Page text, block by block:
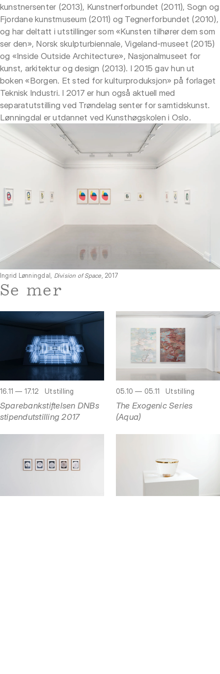
kunstnersenter (2013), Kunstnerforbundet (2011), Sogn og
Fjordane kunstmuseum (2011) og Tegnerforbundet (2010),
og har deltatt i utstillinger som «Kunsten tilhører dem som
ser den», Norsk skulpturbiennale, Vigeland-museet (2015)
og «Inside Outside Architecture», Nasjonalmuseet for
kunst, arkitektur og design (2013). I 2015 gav hun ut
boken «Borgen. Et sted for kulturproduksjon» på forlaget
Teknisk Industri. I 2017 er hun også aktuell med
separatutstilling ved Trøndelag senter for samtidskunst.
Lønningdal er utdannet ved Kunsthøgskolen i Oslo.
Ingrid Lønningdal, Division of Space , 2017
Se mer
16.11 — 17.12 Utstilling
Sparebankstiftelsen DNBs
stipendutstilling 2017
05.10 — 05.11 Utstilling
The Exogenic Series
(Aqua)